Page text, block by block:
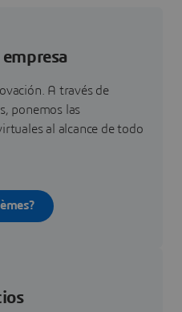
A través de
ponemos las
al alcance de todo